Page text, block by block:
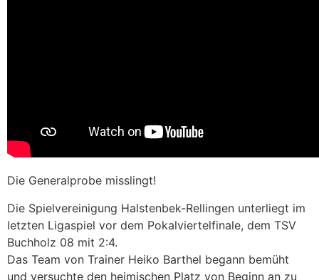
Die Generalprobe misslingt!
Die Spielvereinigung Halstenbek-Rellingen unterliegt im
letzten Ligaspiel vor dem Pokalviertelfinale, dem TSV
Buchholz 08 mit 2:4.
Das Team von Trainer Heiko Barthel begann bemüht
und versuchte den heimischen Platz von Beginn an zu